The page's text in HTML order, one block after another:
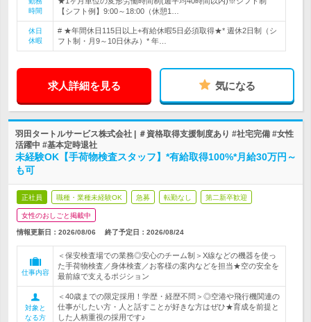
時間
【シフト例】9:00～18:00（休憩1…
休日
休暇
# ★年間休日115日以上+有給休暇5日必須取得★* 週休2日制（シ
フト制・月9～10日休み）* 年…
求人詳細を見る 気になる
羽田タートルサービス株式会社 | ＃資格取得支援制度あり #社宅完備 #女性
活躍中 #基本定時退社
未経験OK【手荷物検査スタッフ】*有給取得100%*月給30万円～
も可
正社員 職種・業種未経験OK 急募 転勤なし 第二新卒歓迎
女性のおしごと掲載中
情報更新日：2026/08/06 終了予定日： 2026/08/24
仕事内容
＜保安検査場での業務◎安心のチーム制＞X線などの機器を使っ
た手荷物検査／身体検査／お客様の案内などを担当★空の安全を
最前線で支えるポジション
対象と
なる方
＜40歳までの限定採用！学歴・経歴不問＞◎空港や飛行機関連の
仕事がしたい方・人と話すことが好きな方はぜひ★育成を前提と
した人柄重視の採用です♪